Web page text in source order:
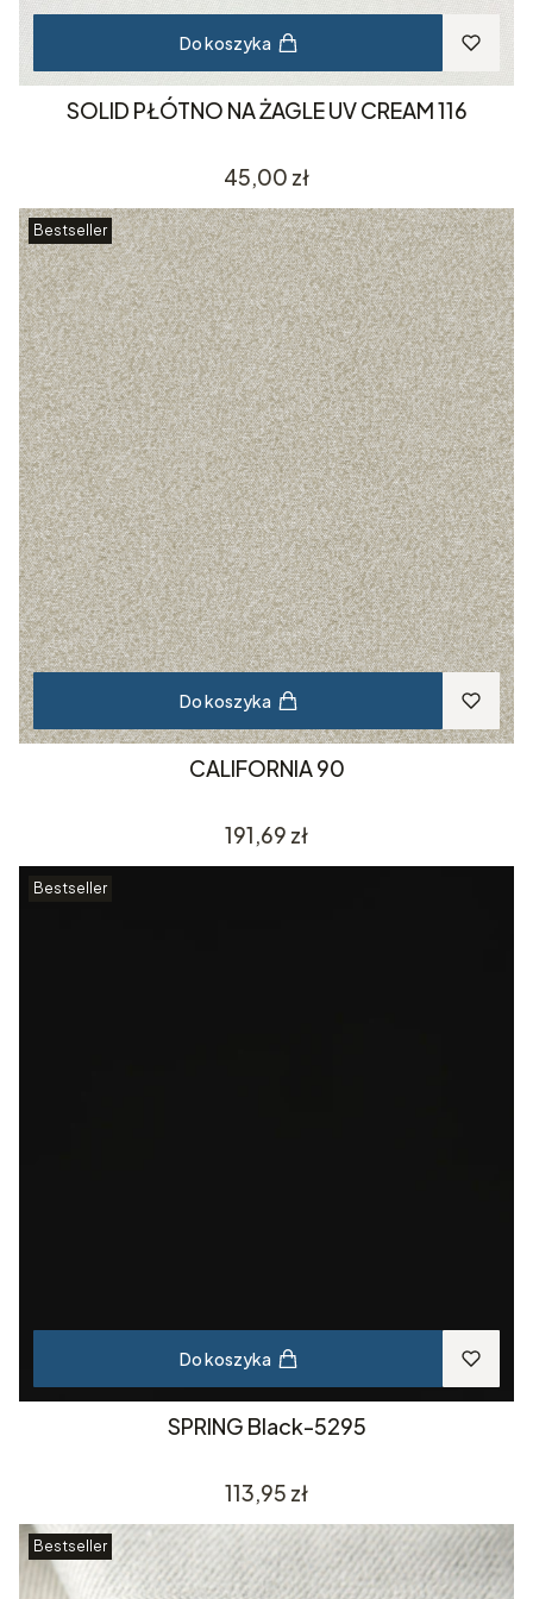
Do koszyka
SOLID PŁÓTNO NA ŻAGLE UV CREAM 116
Cena
45,00 zł
Bestseller
Do koszyka
CALIFORNIA 90
Cena
191,69 zł
Bestseller
Do koszyka
SPRING Black-5295
Cena
113,95 zł
Bestseller